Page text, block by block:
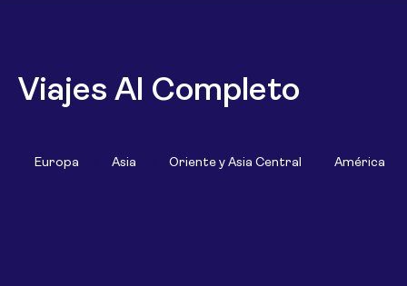
Viajes Al Completo
Europa Asia Oriente y Asia Central América